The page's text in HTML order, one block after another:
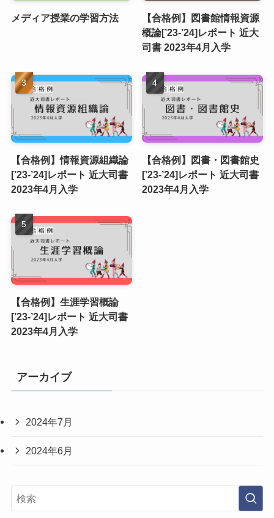
メディア授業の学習方法
【合格例】図書館情報資源
概論[’23-’24]レポート 近大
司書 2023年4月入学
【合格例】情報資源組織論
[’23-’24]レポート 近大司書
2023年4月入学
【合格例】図書・図書館史
[’23-’24]レポート 近大司書
2023年4月入学
【合格例】生涯学習概論
[’23-’24]レポート 近大司書
2023年4月入学
アーカイブ
2024年7月
2024年6月